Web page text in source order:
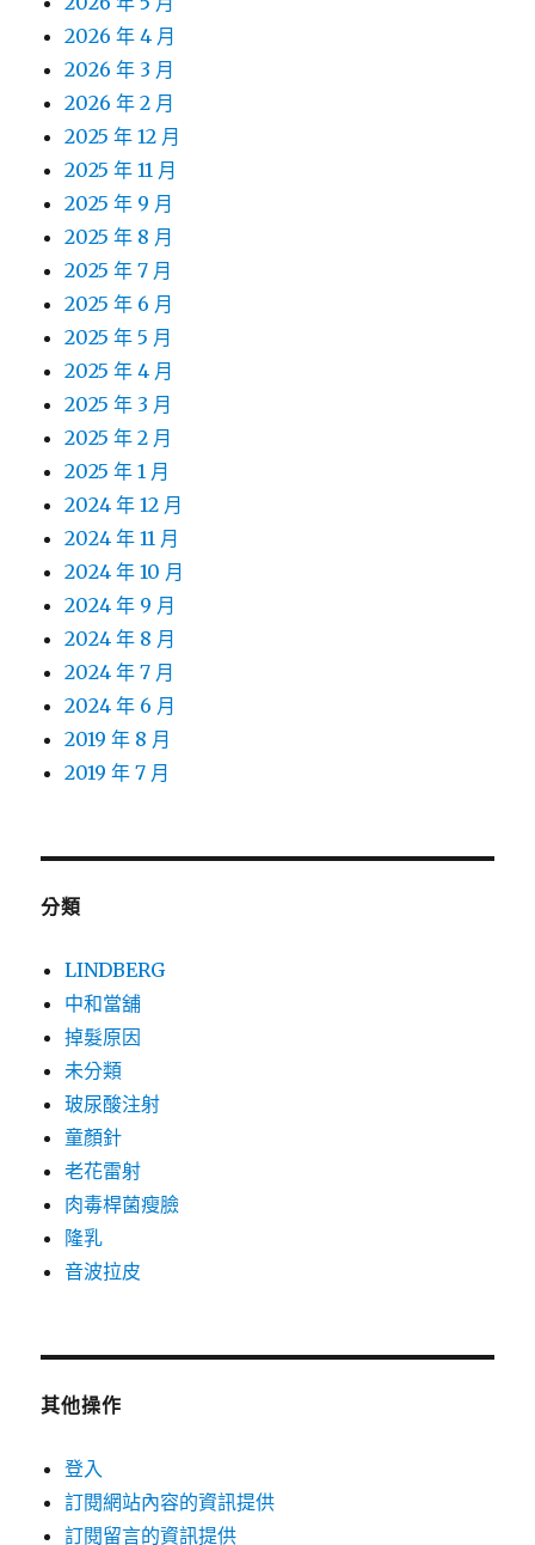
2026 年 4 月
2026 年 3 月
2026 年 2 月
2025 年 12 月
2025 年 11 月
2025 年 9 月
2025 年 8 月
2025 年 7 月
2025 年 6 月
2025 年 5 月
2025 年 4 月
2025 年 3 月
2025 年 2 月
2025 年 1 月
2024 年 12 月
2024 年 11 月
2024 年 10 月
2024 年 9 月
2024 年 8 月
2024 年 7 月
2024 年 6 月
2019 年 8 月
2019 年 7 月
分類
LINDBERG
中和當舖
掉髮原因
未分類
玻尿酸注射
童顏針
老花雷射
肉毒桿菌瘦臉
隆乳
音波拉皮
其他操作
登入
訂閱網站內容的資訊提供
訂閱留言的資訊提供